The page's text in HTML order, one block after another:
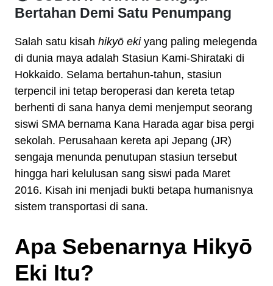
Bertahan Demi Satu Penumpang
Salah satu kisah hikyō ekiyang paling melegenda
di dunia maya adalah Stasiun Kami-Shirataki di
Hokkaido. Selama bertahun-tahun, stasiun
terpencil ini tetap beroperasi dan kereta tetap
berhenti di sana hanya demi menjemput seorang
siswi SMA bernama Kana Harada agar bisa pergi
sekolah. Perusahaan kereta api Jepang (JR)
sengaja menunda penutupan stasiun tersebut
hingga hari kelulusan sang siswi pada Maret
2016. Kisah ini menjadi bukti betapa humanisnya
sistem transportasi di sana.
Apa Sebenarnya Hikyō
Eki Itu?